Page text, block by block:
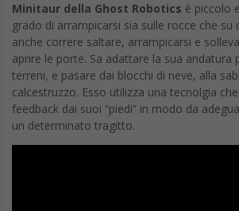
Minitaur della Ghost Robotics è piccolo
grado di arrampicarsi sia sulle rocce che su
anche correre saltare, arrampicarsi e
aprire le porte. Sa adattare la sua andatura
terreni, e pasare dai blocchi di neve, alla
calcestruzzo. Esso utilizza una tecnolgia
feedback dai suoi “piedi” in modo da
un determinato tragitto.